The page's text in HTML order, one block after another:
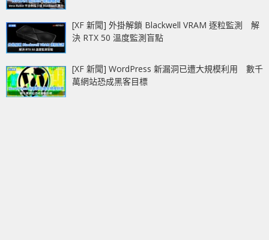
[XF 新聞] 外掛解鎖 Blackwell VRAM 逐粒監測 解
決 RTX 50 溫度監測盲點
[XF 新聞] WordPress 新漏洞已遭大規模利用 數千
萬網站恐成黑客目標